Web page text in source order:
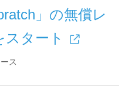
」の無償レ
タート
ス